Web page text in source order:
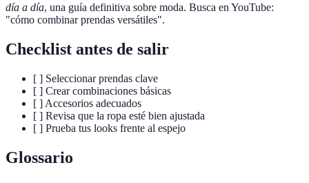
día a día, una guía definitiva sobre moda. Busca en YouTube:
"cómo combinar prendas versátiles".
Checklist antes de salir
[ ] Seleccionar prendas clave
[ ] Crear combinaciones básicas
[ ] Accesorios adecuados
[ ] Revisa que la ropa esté bien ajustada
[ ] Prueba tus looks frente al espejo
Glossario